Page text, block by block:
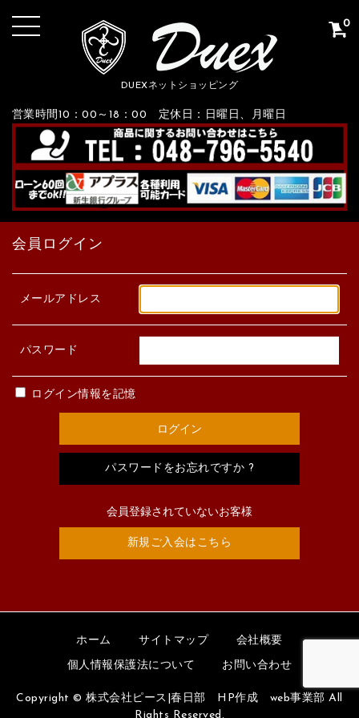
DUEXネットショッピング
営業時間10：00～18：00 定休日：日曜日、月曜日
0
会員ログイン
メールアドレス
パスワード
ログイン情報を記憶
パスワードをお忘れですか ?
会員登録されていないお客様
新規ご入会はこちら
ホーム サイトマップ 会社概要
個人情報保護法について お問い合わせ
Copyright © 株式会社ピース|春日部 HP作成 web事業部 All
Rights Reserved.